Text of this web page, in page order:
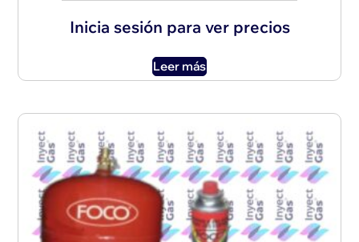
Inicia sesión para ver precios
Leer más